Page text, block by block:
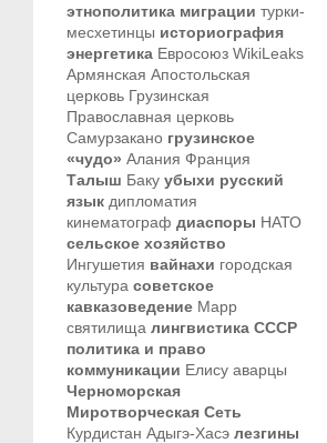
этнополитика миграции турки-
месхетинцы историография
энергетика Евросоюз WikiLeaks
Армянская Апостольская
церковь Грузинская
Православная церковь
Самурзакано грузинское
«чудо» Алания Франция
Талыш Баку убыхи русский
язык дипломатия
кинематограф диаспоры НАТО
сельское хозяйство
Ингушетия вайнахи городская
культура советское
кавказоведение Марр
святилища лингвистика СССР
политика и право
коммуникации Елису аварцы
Черноморская
Миротворческая Сеть
Курдистан Адыгэ-Хасэ лезгины